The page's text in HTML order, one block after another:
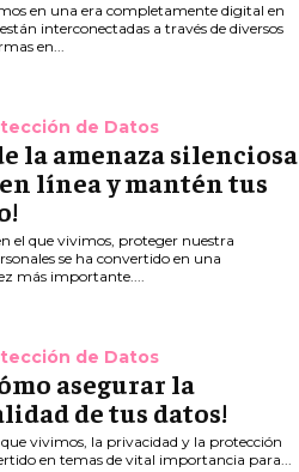
en una era completamente digital en
interconectadas a través de diversos
en...
de Datos
la amenaza silenciosa
línea y mantén tus
el que vivimos, proteger nuestra
se ha convertido en una
más importante....
de Datos
asegurar la
de tus datos!
vivimos, la privacidad y la protección
en temas de vital importancia para...